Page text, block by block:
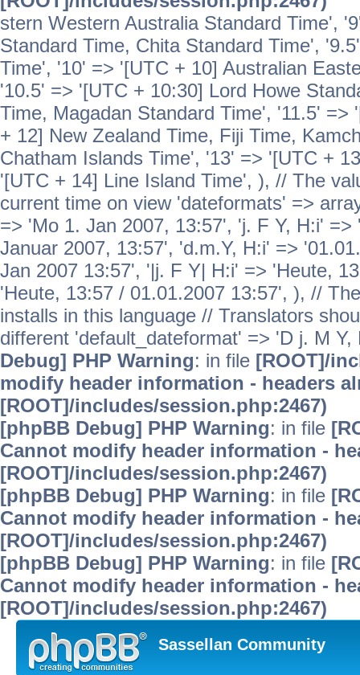
stern Western Australia Standard Time',
Standard Time, Chita Standard Time',
Time', '10' => '[UTC + 10] Australian
'10.5' => '[UTC + 10:30] Lord Howe
Time, Magadan Standard Time', '11.5'
+ 12] New Zealand Time, Fiji Time,
Chatham Islands Time', '13' => '[UTC +
'[UTC + 14] Line Island Time', ), // The
current time on view 'dateformats' =>
=> 'Mo 1. Jan 2007, 13:57', 'j. F Y, H:i'
Januar 2007, 13:57', 'd.m.Y, H:i' =>
Jan 2007 13:57', '|j. F Y| H:i' => 'Heute,
'Heute, 13:57 / 01.01.2007 13:57', ), //
installs in this language // Translators
different 'default_dateformat' => 'D j. M
Debug] PHP Warning: in file [ROOT]/
modify header information - headers
[ROOT]/includes/session.php:2467)
[phpBB Debug] PHP Warning: in file
Cannot modify header information -
[ROOT]/includes/session.php:2467)
[phpBB Debug] PHP Warning: in file
Cannot modify header information -
[ROOT]/includes/session.php:2467)
[phpBB Debug] PHP Warning: in file
Cannot modify header information -
[ROOT]/includes/session.php:2467)
Sassellan Community